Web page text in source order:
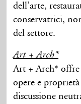
dell’arte,
conservatrici,
del settore.
Art + Arch*
Art + Arch* offre
opere e
discussione